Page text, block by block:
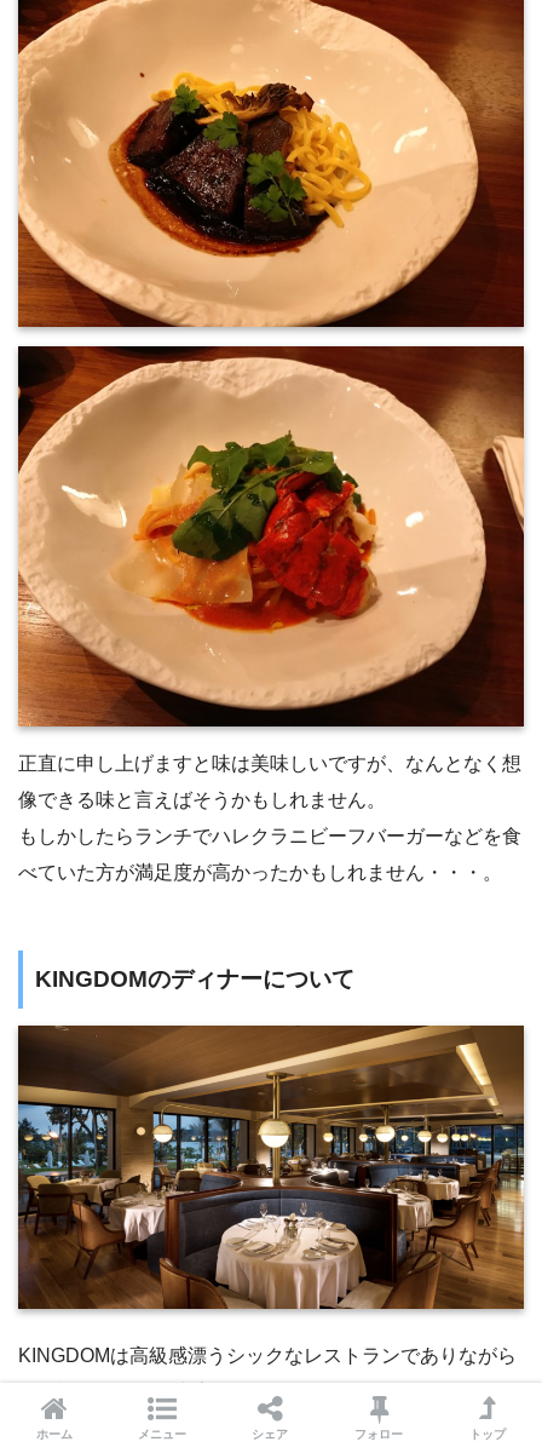
正直に申し上げますと味は美味しいですが、なんとなく想
像できる味と言えばそうかもしれません。
もしかしたらランチでハレクラニビーフバーガーなどを食
べていた方が満足度が高かったかもしれません・・・。
KINGDOMのディナーについて
KINGDOMは高級感漂うシックなレストランでありながら
お子様もたくさん来店されているステーキレストランで
す。
ホーム メニュー シェア フォロー トップ